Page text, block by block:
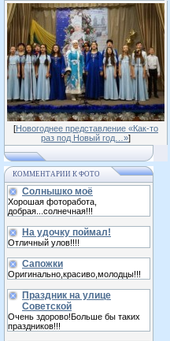
[Новогоднее представление «Как-то
раз под Новый год…»]
КОММЕНТАРИИ К ФОТО
Солнышко моё
Хорошая фоторабота,
добрая...солнечная!!!
На удочку поймал!
Отличный улов!!!!
Сапожки
Оригинально,красиво,молодцы!!!
Праздник на улице
Советской
Очень здорово!Больше бы таких
праздников!!!